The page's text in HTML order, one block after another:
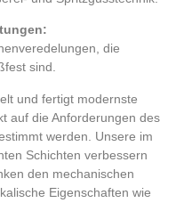
die
sind.
und fertigt modernste
auf die Anforderungen des
werden. Unsere im
Schichten verbessern
den mechanischen
Eigenschaften wie